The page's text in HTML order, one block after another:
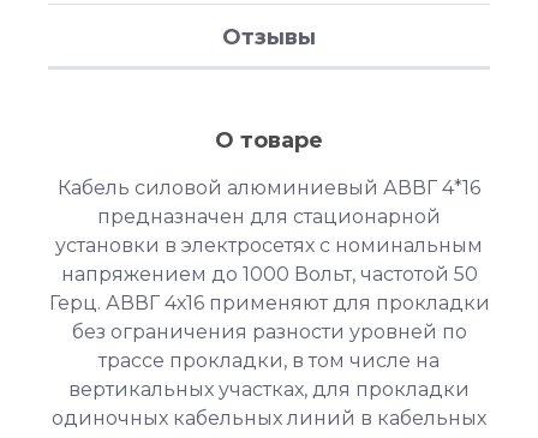
Отзывы
О товаре
Кабель силовой алюминиевый АВВГ 4*16
предназначен для стационарной
установки в электросетях с номинальным
напряжением до 1000 Вольт, частотой 50
Герц. АВВГ 4х16 применяют для прокладки
без ограничения разности уровней по
трассе прокладки, в том числе на
вертикальных участках, для прокладки
одиночных кабельных линий в кабельных